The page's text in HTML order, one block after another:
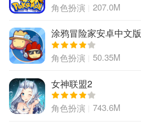
角色扮演 207.0M
涂鸦冒险家安卓中文版
角色扮演 50.35M
女神联盟2
角色扮演 743.6M